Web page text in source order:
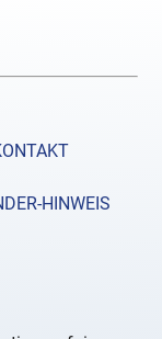
HINWEIS